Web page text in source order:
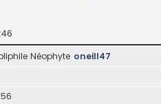
Néophyte oneill47